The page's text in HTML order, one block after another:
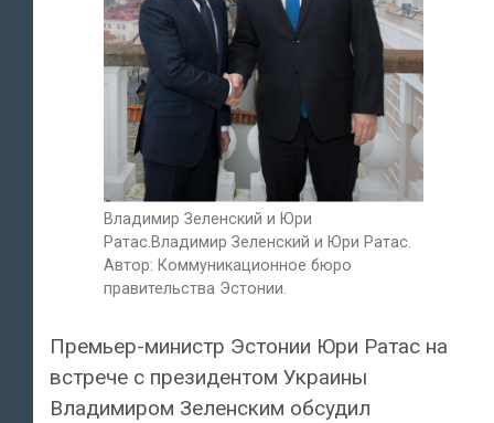
Владимир Зеленский и Юри
Ратас.Владимир Зеленский и Юри Ратас.
Автор: Коммуникационное бюро
правительства Эстонии.
Премьер-министр Эстонии Юри Ратас на
встрече с президентом Украины
Владимиром Зеленским обсудил